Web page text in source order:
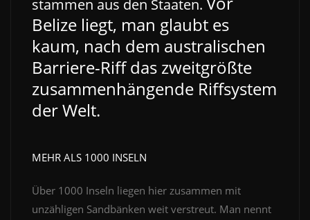
stammen aus den Staaten.
Belize liegt, man glaubt es
kaum, nach dem australischen
Barriere-Riff das zweitgrößte
zusammenhängende Riffsystem
der Welt.
MEHR ALS 1000 INSELN
Über 1000 Inseln liegen hier zusammen mit
unzähligen Sandbänken weit verstreut. Man nennt